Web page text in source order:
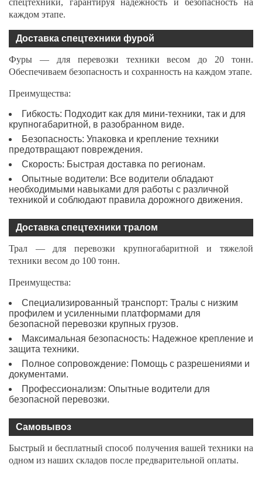
спецтехники, гарантируя надежность и безопасность на
каждом этапе.
Доставка спецтехники фурой
Фуры — для перевозки техники весом до 20 тонн.
Обеспечиваем безопасность и сохранность на каждом этапе.
Преимущества:
Гибкость: Подходит как для мини-техники, так и для
крупногабаритной, в разобранном виде.
Безопасность: Упаковка и крепление техники
предотвращают повреждения.
Скорость: Быстрая доставка по регионам.
Опытные водители: Все водители обладают
необходимыми навыками для работы с различной
техникой и соблюдают правила дорожного движения.
Доставка спецтехники тралом
Трал — для перевозки крупногабаритной и тяжелой
техники весом до 100 тонн.
Преимущества:
Специализированный транспорт: Тралы с низким
профилем и усиленными платформами для
безопасной перевозки крупных грузов.
Максимальная безопасность: Надежное крепление и
защита техники.
Полное сопровождение: Помощь с разрешениями и
документами.
Профессионализм: Опытные водители для
безопасной перевозки.
Самовывоз
Быстрый и бесплатный способ получения вашей техники на
одном из наших складов после предварительной оплаты.